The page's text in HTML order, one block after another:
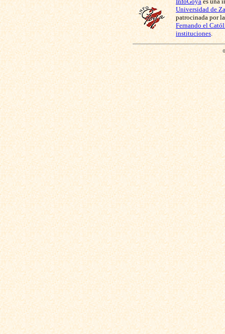
Universidad de
patrocinada por
Fernando el
instituciones